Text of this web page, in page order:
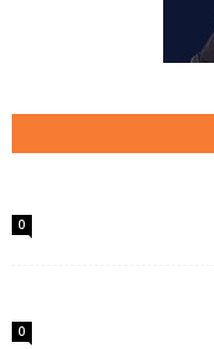
0
0